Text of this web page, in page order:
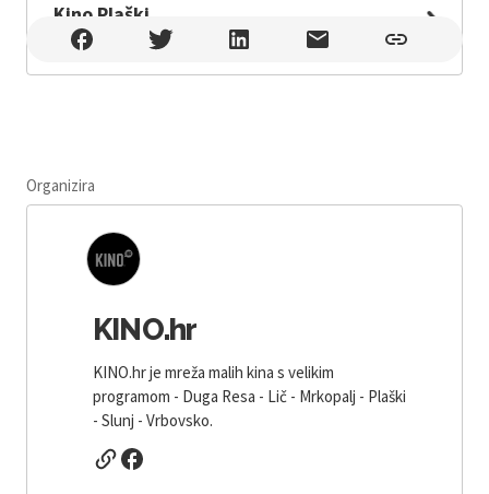
Kino Plaški
Kino Plaški , Plaški
Organizira
KINO.hr
KINO.hr je mreža malih kina s velikim
programom - Duga Resa - Lič - Mrkopalj - Plaški
- Slunj - Vrbovsko.